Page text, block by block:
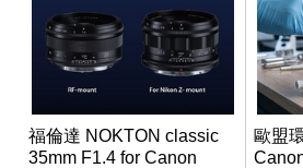
福倫達 NOKTON classic
35mm F1.4 for Canon
歐盟